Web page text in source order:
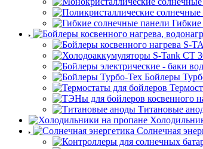
Бойлеры
Титановые
Солнечная